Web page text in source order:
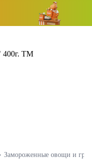
Замороженные овощи и